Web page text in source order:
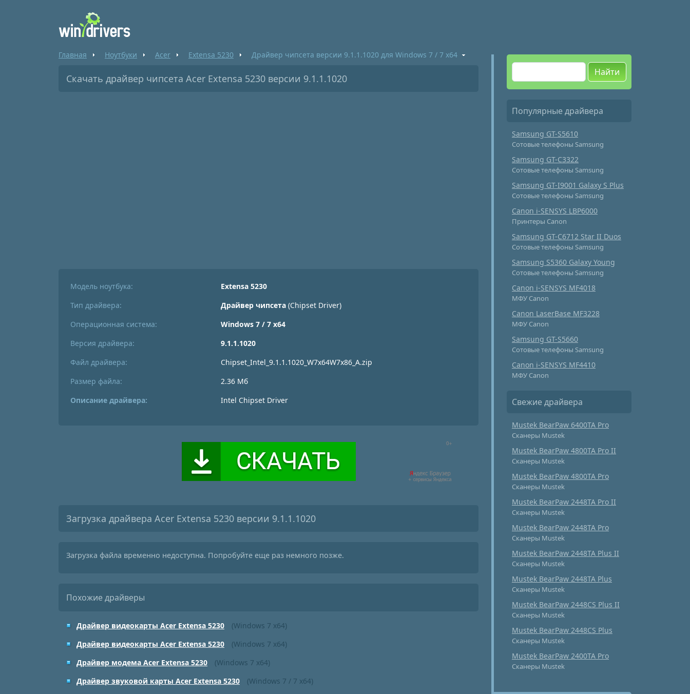
Главная Ноутбуки Acer Extensa 5230 Драйвер чипсета версии 9.1.1.1020 для Windows 7 / 7 x64
Скачать драйвер чипсета Acer Extensa 5230 версии 9.1.1.1020
Модель ноутбука:
Extensa 5230
Тип драйвера:
Драйвер чипсета (Chipset Driver)
Операционная система:
Windows 7 / 7 x64
Версия драйвера:
9.1.1.1020
Файл драйвера:
Chipset_Intel_9.1.1.1020_W7x64W7x86_A.zip
Размер файла:
2.36 Мб
Описание драйвера:
Intel Chipset Driver
Загрузка драйвера Acer Extensa 5230 версии 9.1.1.1020
Загрузка файла временно недоступна. Попробуйте еще раз немного позже.
Похожие драйверы
Драйвер видеокарты Acer Extensa 5230
(Windows 7 x64)
Драйвер видеокарты Acer Extensa 5230
(Windows 7 x64)
Драйвер модема Acer Extensa 5230
(Windows 7 x64)
Драйвер звуковой карты Acer Extensa 5230
(Windows 7 / 7 x64)
Найти
Популярные драйвера
Samsung GT-S5610
Сотовые телефоны Samsung
Samsung GT-C3322
Сотовые телефоны Samsung
Samsung GT-I9001 Galaxy S Plus
Сотовые телефоны Samsung
Canon i-SENSYS LBP6000
Принтеры Canon
Samsung GT-C6712 Star II Duos
Сотовые телефоны Samsung
Samsung S5360 Galaxy Young
Сотовые телефоны Samsung
Canon i-SENSYS MF4018
МФУ Canon
Canon LaserBase MF3228
МФУ Canon
Samsung GT-S5660
Сотовые телефоны Samsung
Canon i-SENSYS MF4410
МФУ Canon
Свежие драйвера
Mustek BearPaw 6400TA Pro
Сканеры Mustek
Mustek BearPaw 4800TA Pro II
Сканеры Mustek
Mustek BearPaw 4800TA Pro
Сканеры Mustek
Mustek BearPaw 2448TA Pro II
Сканеры Mustek
Mustek BearPaw 2448TA Pro
Сканеры Mustek
Mustek BearPaw 2448TA Plus II
Сканеры Mustek
Mustek BearPaw 2448TA Plus
Сканеры Mustek
Mustek BearPaw 2448CS Plus II
Сканеры Mustek
Mustek BearPaw 2448CS Plus
Сканеры Mustek
Mustek BearPaw 2400TA Pro
Сканеры Mustek